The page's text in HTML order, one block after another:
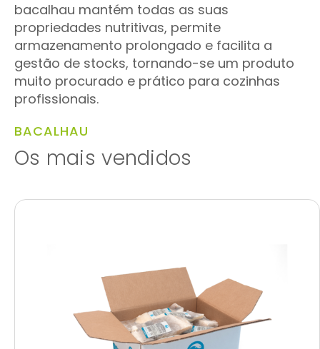
bacalhau mantém todas as suas
propriedades nutritivas, permite
armazenamento prolongado e facilita a
gestão de stocks, tornando-se um produto
muito procurado e prático para cozinhas
profissionais.
BACALHAU
Os mais vendidos